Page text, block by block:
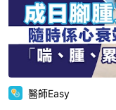
醫師Easy